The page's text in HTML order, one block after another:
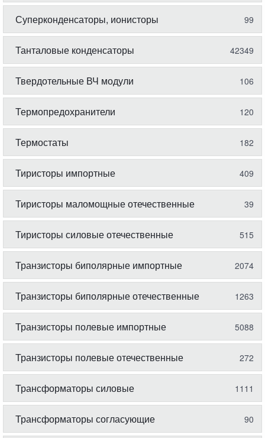
Суперконденсаторы, ионисторы 99
Танталовые конденсаторы 42349
Твердотельные ВЧ модули 106
Термопредохранители 120
Термостаты 182
Тиристоры импортные 409
Тиристоры маломощные отечественные 39
Тиристоры силовые отечественные 515
Транзисторы биполярные импортные 2074
Транзисторы биполярные отечественные 1263
Транзисторы полевые импортные 5088
Транзисторы полевые отечественные 272
Трансформаторы силовые 1111
Трансформаторы согласующие 90